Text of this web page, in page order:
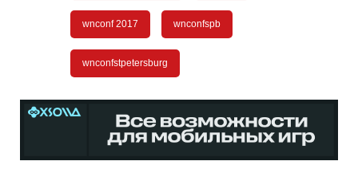
wnconf 2017 wnconfspb
wnconfstpetersburg